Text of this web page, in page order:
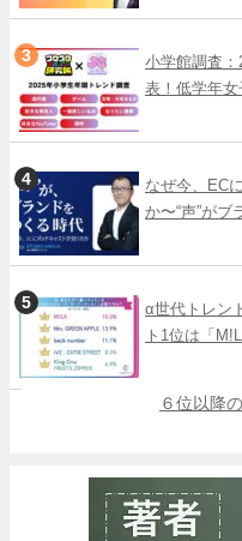
小学館調査：
表！低学年女
なぜ今、EC
か〜“声”がブ
α世代トレン
ト1位は「
６位以降